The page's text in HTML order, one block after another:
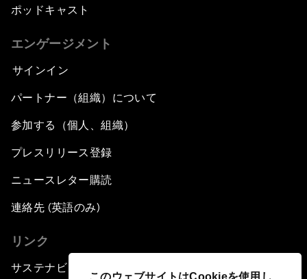
このウェブサイトはCookieを使用し
ポッドキャスト
エンゲージメント
サインイン
パートナー（組織）について
参加する（個人、組織）
プレスリリース登録
ニュースレター購読
連絡先 (英語のみ)
リンク
サステナビリティへの取り組み